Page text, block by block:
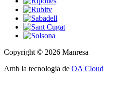
Copyright © 2026 Manresa
Amb la tecnologia de OA Cloud